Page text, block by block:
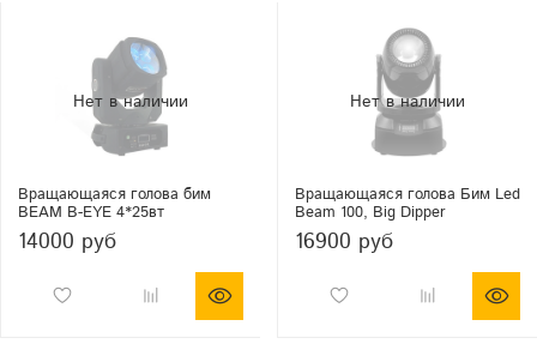
Вращающаяся голова бим
BEAM B-EYE 4*25вт
14000 руб
Вращающаяся голова Бим Led
Beam 100, Big Dipper
16900 руб